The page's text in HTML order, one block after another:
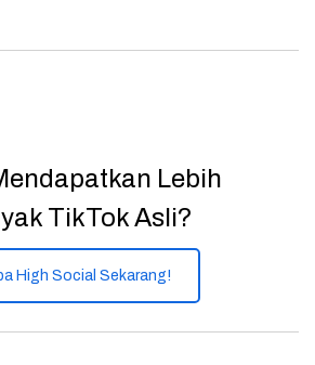
Lebih
TikTok Asli?
High Social Sekarang!